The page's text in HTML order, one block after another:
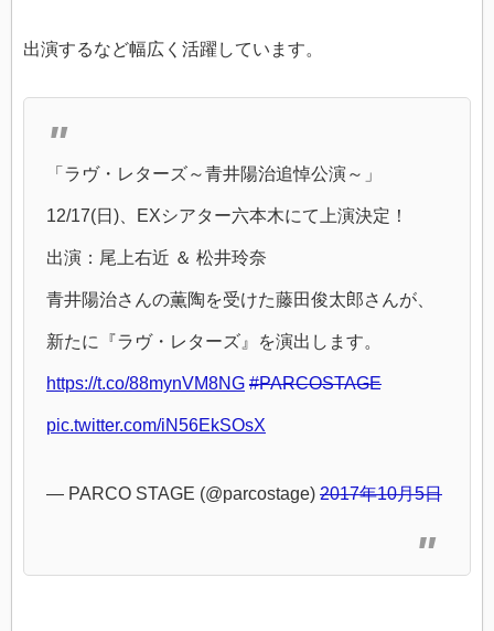
出演するなど幅広く活躍しています。
「ラヴ・レターズ～青井陽治追悼公演～」
12/17(日)、EXシアター六本木にて上演決定！
出演：尾上右近 ＆ 松井玲奈
青井陽治さんの薫陶を受けた藤田俊太郎さんが、
新たに『ラヴ・レターズ』を演出します。
https://t.co/88mynVM8NG #PARCOSTAGE
pic.twitter.com/iN56EkSOsX
— PARCO STAGE (@parcostage) 2017年10月5日